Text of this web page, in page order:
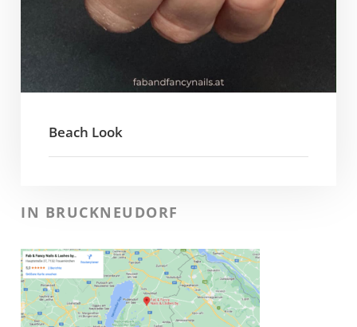
Beach Look
IN BRUCKNEUDORF